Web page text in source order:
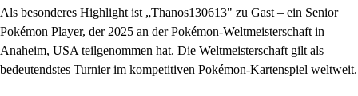
Als besonderes Highlight ist „Thanos130613" zu Gast – ein Senior
Pokémon Player, der 2025 an der Pokémon-Weltmeisterschaft in
Anaheim, USA teilgenommen hat. Die Weltmeisterschaft gilt als
bedeutendstes Turnier im kompetitiven Pokémon-Kartenspiel weltweit.